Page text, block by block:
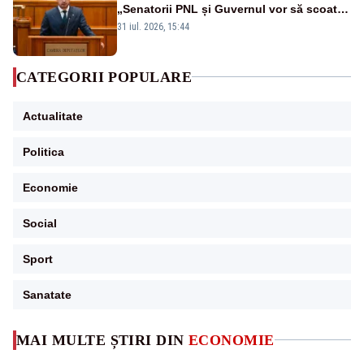
MAI MULTE ȘTIRI DIN ECONOMIE
„Senatorii PNL și Guvernul vor să scoată
la vânzare bunuri publice pentru a stinge
31 iul. 2026, 15:44
CATEGORII POPULARE
Actualitate
Politica
Economie
Social
Sport
Sanatate